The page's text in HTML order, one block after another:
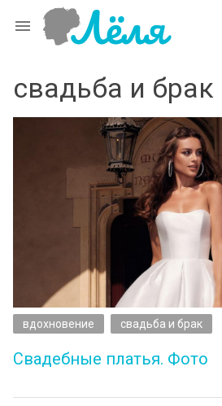
menu
свадьба и брак
вдохновение свадьба и брак
Свадебные платья. Фото